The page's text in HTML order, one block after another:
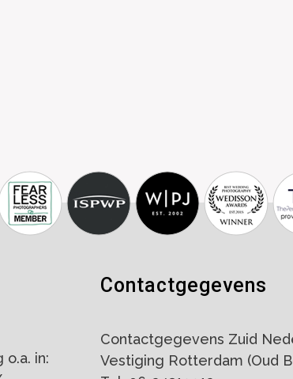
in:
Contactgegevens
Contactgegevens Zuid
Vestiging Rotterdam (Oud